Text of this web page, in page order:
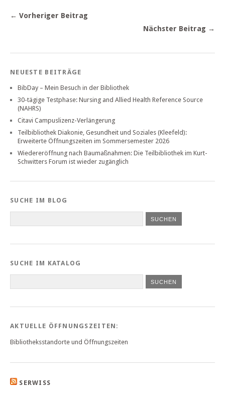
← Vorheriger Beitrag
Nächster Beitrag →
NEUESTE BEITRÄGE
BibDay – Mein Besuch in der Bibliothek
30-tägige Testphase: Nursing and Allied Health Reference Source
(NAHRS)
Citavi Campuslizenz-Verlängerung
Teilbibliothek Diakonie, Gesundheit und Soziales (Kleefeld):
Erweiterte Öffnungszeiten im Sommersemester 2026
Wiedereröffnung nach Baumaßnahmen: Die Teilbibliothek im Kurt-
Schwitters Forum ist wieder zugänglich
SUCHE IM BLOG
SUCHE IM KATALOG
SUCHEN
AKTUELLE ÖFFNUNGSZEITEN:
Bibliotheksstandorte und Öffnungszeiten
SERWISS